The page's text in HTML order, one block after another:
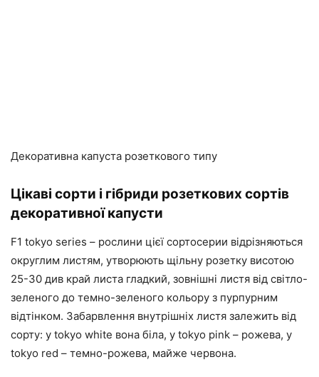
Декоративна капуста розеткового типу
Цікаві сорти і гібриди розеткових сортів
декоративної капусти
F1 tokyo series – рослини цієї сортосерии відрізняються
округлим листям, утворюють щільну розетку висотою
25-30 див край листа гладкий, зовнішні листя від світло-
зеленого до темно-зеленого кольору з пурпурним
відтінком. Забарвлення внутрішніх листя залежить від
сорту: у tokyo white вона біла, у tokyo pink – рожева, у
tokyo red – темно-рожева, майже червона.